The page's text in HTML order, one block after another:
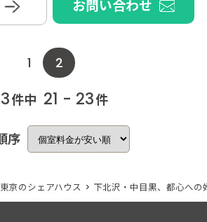
お問い合わせ
1 2
件中 21 - 23件
序
東京のシェアハウス > 下北沢・中目黒、都心へ